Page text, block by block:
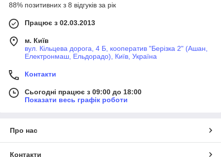
88% позитивних з 8 відгуків за рік
Працює з 02.03.2013
м. Київ
вул. Кільцева дорога, 4 Б, кооператив "Берізка 2" (Ашан,
Електронмаш, Ельдорадо), Київ, Україна
Контакти
Сьогодні працює з 09:00 до 18:00
Показати весь графік роботи
Про нас
Контакти